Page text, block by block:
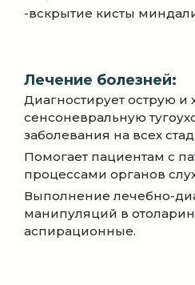
-вскрытие кисты
Лечение болезней:
Диагностирует острую и
сенсоневральную
заболевания на всех
Помогает пациентам с
процессами органов
Выполнение лечебно-
манипуляций в
аспирационные.